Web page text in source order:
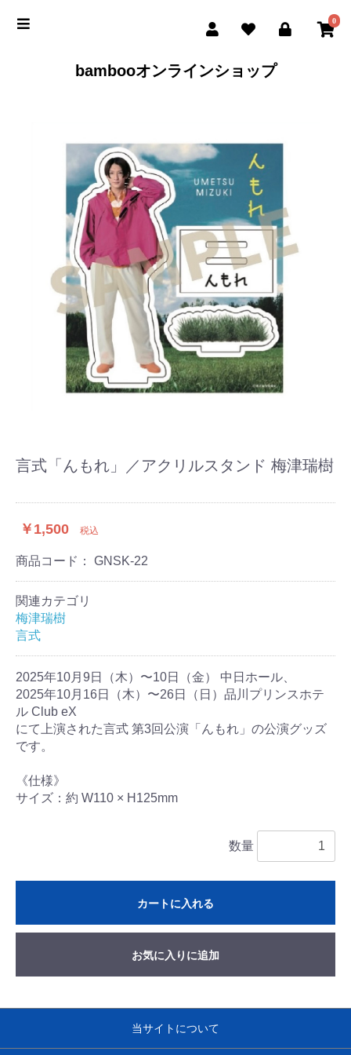
0
bambooオンラインショップ
言式「んもれ」／アクリルスタンド 梅津瑞樹
￥1,500 税込
商品コード： GNSK-22
関連カテゴリ
梅津瑞樹
言式
2025年10月9日（木）〜10日（金） 中日ホール、
2025年10月16日（木）〜26日（日）品川プリンスホテ
ル Club eX
にて上演された言式 第3回公演「んもれ」の公演グッズ
です。
《仕様》
サイズ：約 W110 × H125mm
数量
カートに入れる
お気に入りに追加
当サイトについて